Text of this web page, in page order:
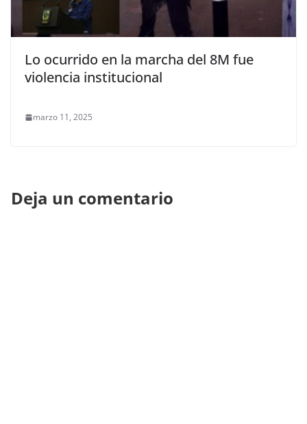
Lo ocurrido en la marcha del 8M fue
violencia institucional
marzo 11, 2025
Deja un comentario